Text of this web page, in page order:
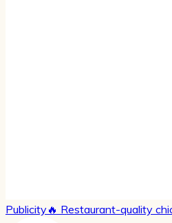
Publicity🔥 Restaurant-quality